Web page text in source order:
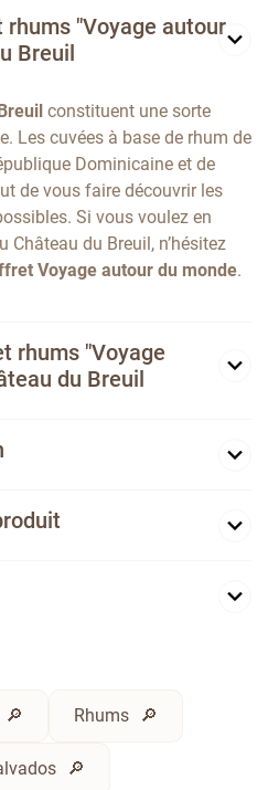
"Voyage autour
Breuil
constituent une sorte
Les cuvées à base de rhum de
Dominicaine et de
de vous faire découvrir les
Si vous voulez en
du Breuil, n’hésitez
Voyage autour du monde.
rhums "Voyage
du Breuil
Rhums